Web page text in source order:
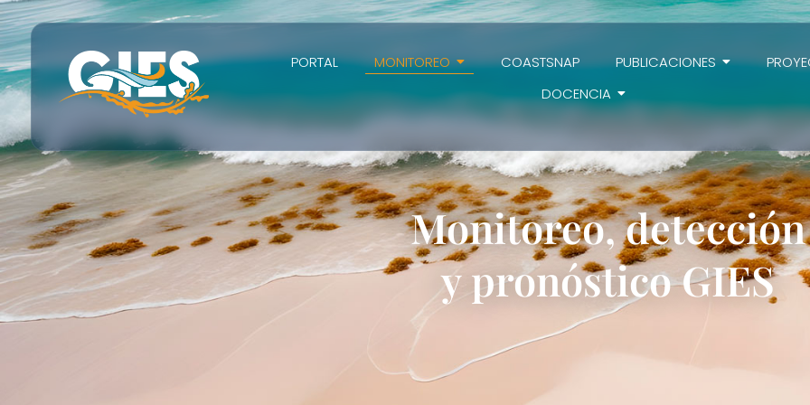
PORTAL MONITOREO COASTSNAP PUBLICACIONES
DOCENCIA
Monitoreo, detección
y pronóstico GIES